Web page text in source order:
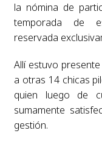
la nómina de
temporada de
reservada
Allí estuvo
a otras 14 chicas
quien luego de
sumamente
gestión.